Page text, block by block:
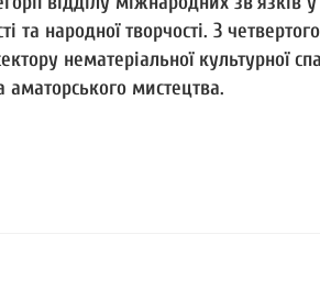
та народної творчості. З
нематеріальної культурної
аматорського мистецтва.